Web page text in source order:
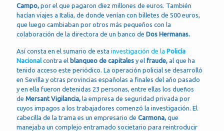
Campo, por el que pagaron diez millones de euros. También
hacían viajes a Italia, de donde venían con billetes de 500 euros,
que luego cambiaban por otros más pequeños con la
colaboración de la directora de un banco de Dos Hermanas.
Así consta en el sumario de esta investigación de la Policía
Nacionalcontra el blanqueo de capitales y el fraude, al que ha
tenido acceso este periódico. La operación policial se desarrolló
en Sevilla y otras provincias españolas a finales del año pasado
y en ella fueron detenidas 23 personas, entre ellas los dueños
de Mersant Vigilancia, la empresa de seguridad privada por
cuyos impagos a los trabajadores comenzó la investigación. El
cabecilla de la trama es un empresario de Carmona, que
manejaba un complejo entramado societario para reintroducir